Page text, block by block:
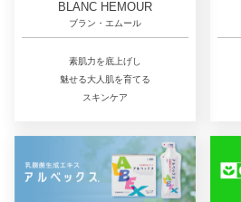
BLANC HEMOUR
ブラン・エムール
素肌力を底上げし
魅せる大人肌を育てる
スキンケア